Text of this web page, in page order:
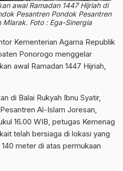
awal Ramadan 1447 Hijriah di
Pesantren Pondok Pesantren
Foto : Ega-Sinergia
Kementerian Agama Republik
Ponorogo menggelar
awal Ramadan 1447 Hijriah,
di Balai Rukyah Ibnu Syatir,
Al-Islam Joresan,
16.00 WIB, petugas Kemenag
telah bersiaga di lokasi yang
meter di atas permukaan